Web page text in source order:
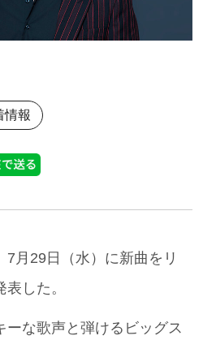
情報
7月29日（水）に新曲をリ
した。
ーな歌声と弾けるビッグス